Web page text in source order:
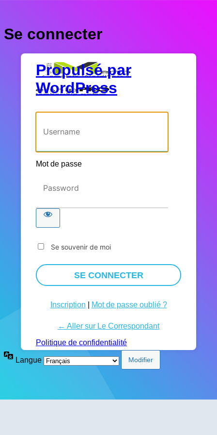
Se connecter
Propulsé par
WordPress
Mot de passe
Se souvenir de moi
Inscription Mot de passe oublié ?
← Aller sur Le Correspondant
Politique de confidentialité
Langue